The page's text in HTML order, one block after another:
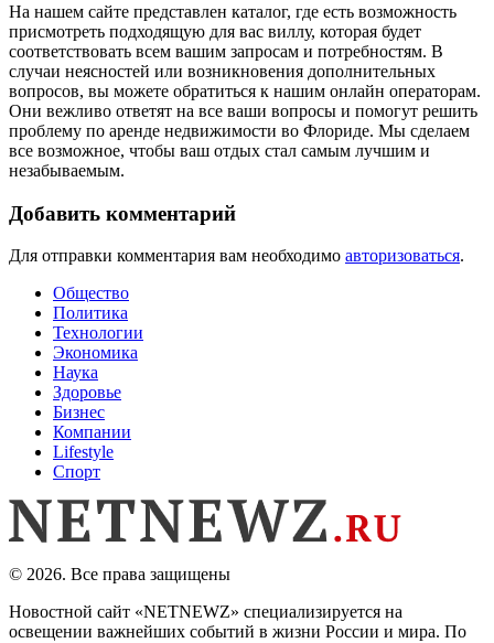
На нашем сайте представлен каталог, где есть возможность
присмотреть подходящую для вас виллу, которая будет
соответствовать всем вашим запросам и потребностям. В
случаи неясностей или возникновения дополнительных
вопросов, вы можете обратиться к нашим онлайн операторам.
Они вежливо ответят на все ваши вопросы и помогут решить
проблему по аренде недвижимости во Флориде. Мы сделаем
все возможное, чтобы ваш отдых стал самым лучшим и
незабываемым.
Добавить комментарий
Для отправки комментария вам необходимо авторизоваться.
Общество
Политика
Технологии
Экономика
Наука
Здоровье
Бизнес
Компании
Lifestyle
Спорт
© 2026. Все права защищены
Новостной сайт «NETNEWZ» специализируется на
освещении важнейших событий в жизни России и мира. По